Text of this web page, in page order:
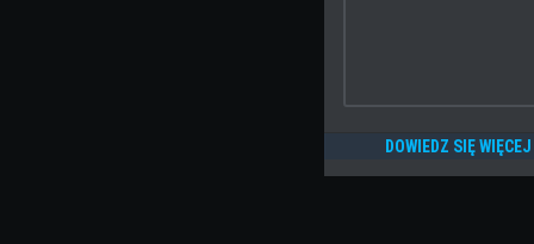
DOWIEDZ SIĘ WIĘCEJ